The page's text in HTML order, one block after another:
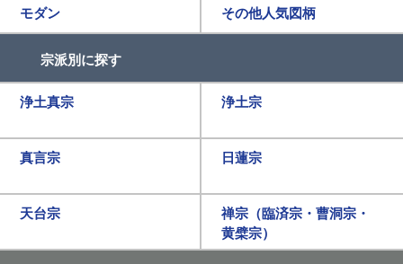
モダン その他人気図柄
宗派別に探す
浄土真宗 浄土宗
真言宗 日蓮宗
天台宗
禅宗（臨済宗・曹洞宗・
黄檗宗）